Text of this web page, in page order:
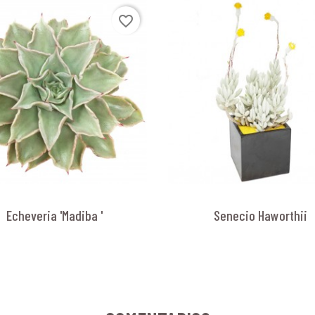
favorite_border
Echeveria 'Madiba ' Senecio Haworthii